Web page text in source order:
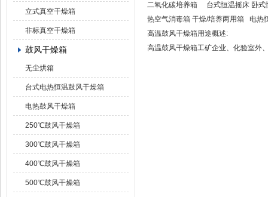
立式真空干燥箱
非标真空干燥箱
鼓风干燥箱
无尘烘箱
台式电热恒温鼓风干燥箱
电热鼓风干燥箱
250℃鼓风干燥箱
300℃鼓风干燥箱
400℃鼓风干燥箱
500℃鼓风干燥箱
二氧化碳培养箱 台式恒温摇床 卧式
热空气消毒箱 干燥/培养两用箱 电热
高温鼓风干燥箱用途概述:
高温鼓风干燥箱工矿企业、化验室外